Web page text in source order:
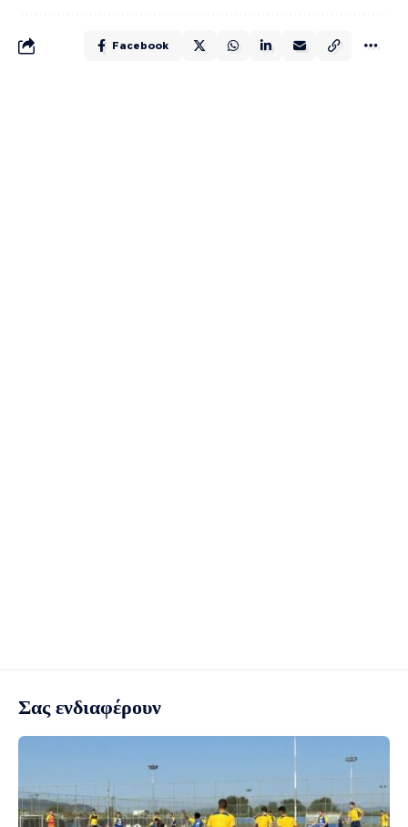
Facebook
Σας ενδιαφέρουν